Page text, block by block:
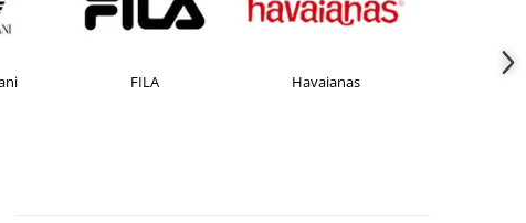
FILA Havaianas